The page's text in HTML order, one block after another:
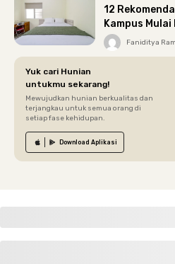
12
Kampus
MulaiFaniditya
Yuk cari Hunian
untukmu sekarang!
Mewujudkan hunian berkualitas dan
terjangkau untuk semua orang di
setiap fase kehidupan.
Download Aplikasi